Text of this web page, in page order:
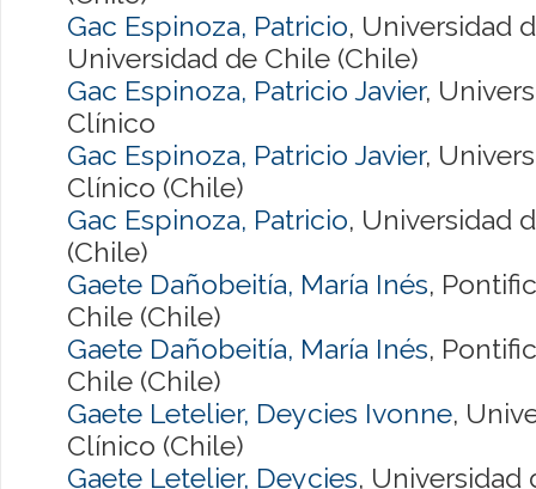
Gac Espinoza, Patricio, Universidad
Universidad de Chile (Chile)
Gac Espinoza, Patricio Javier,
Clínico
Gac Espinoza, Patricio Javier,
Clínico (Chile)
Gac Espinoza, Patricio, Universidad
(Chile)
Gaete Dañobeitía, María Inés,
Chile (Chile)
Gaete Dañobeitía, María Inés,
Chile (Chile)
Gaete Letelier, Deycies Ivonne,
Clínico (Chile)
Gaete Letelier, Deycies, Universidad